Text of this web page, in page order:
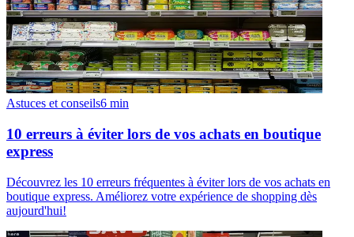
Astuces et conseils6 min
10 erreurs à éviter lors de vos achats en boutique
express
Découvrez les 10 erreurs fréquentes à éviter lors de vos achats en
boutique express. Améliorez votre expérience de shopping dès
aujourd'hui!